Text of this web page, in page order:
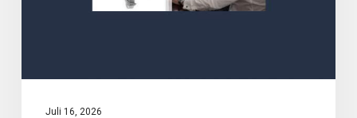
Juli 16, 2026